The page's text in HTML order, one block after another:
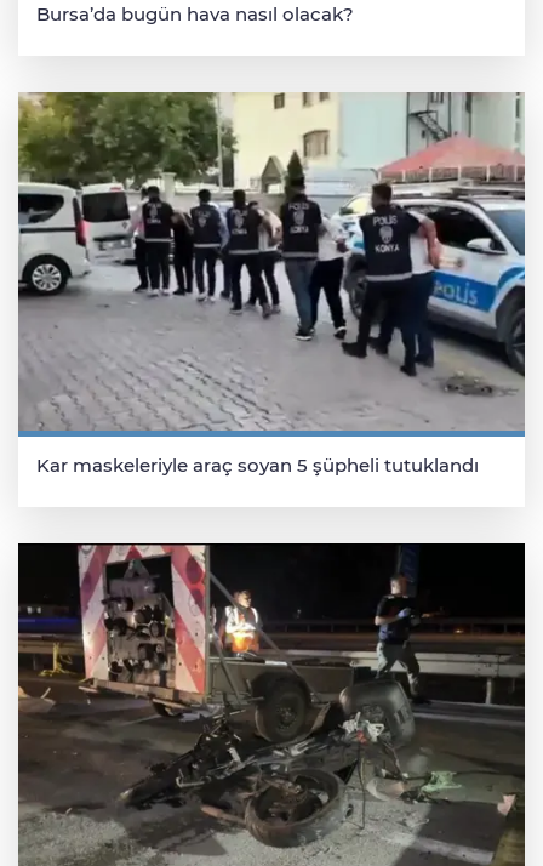
Bursa’da bugün hava nasıl olacak?
Kar maskeleriyle araç soyan 5 şüpheli tutuklandı